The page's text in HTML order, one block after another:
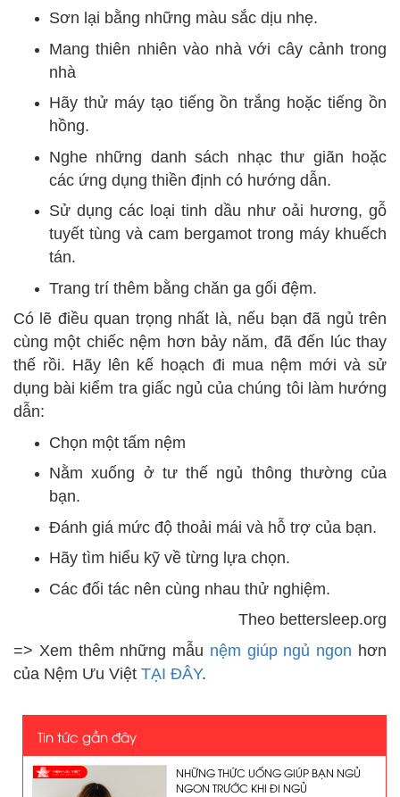
Sơn lại bằng những màu sắc dịu nhẹ.
Mang thiên nhiên vào nhà với cây cảnh trong
nhà
Hãy thử máy tạo tiếng ồn trắng hoặc tiếng ồn
hồng.
Nghe những danh sách nhạc thư giãn hoặc
các ứng dụng thiền định có hướng dẫn.
Sử dụng các loại tinh dầu như oải hương, gỗ
tuyết tùng và cam bergamot trong máy khuếch
tán.
Trang trí thêm bằng chăn ga gối đệm.
Có lẽ điều quan trọng nhất là, nếu bạn đã ngủ trên
cùng một chiếc nệm hơn bảy năm, đã đến lúc thay
thế rồi. Hãy lên kế hoạch đi mua nệm mới và sử
dụng bài kiểm tra giấc ngủ của chúng tôi làm hướng
dẫn:
Chọn một tấm nệm
Nằm xuống ở tư thế ngủ thông thường của
bạn.
Đánh giá mức độ thoải mái và hỗ trợ của bạn.
Hãy tìm hiểu kỹ về từng lựa chọn.
Các đối tác nên cùng nhau thử nghiệm.
Theo bettersleep.org
=> Xem thêm những mẫu nệm giúp ngủ ngon hơn
của Nệm Ưu Việt TẠI ĐÂY.
Tin tức gần đây
NHỮNG THỨC UỐNG GIÚP BẠN NGỦ
NGON TRƯỚC KHI ĐI NGỦ